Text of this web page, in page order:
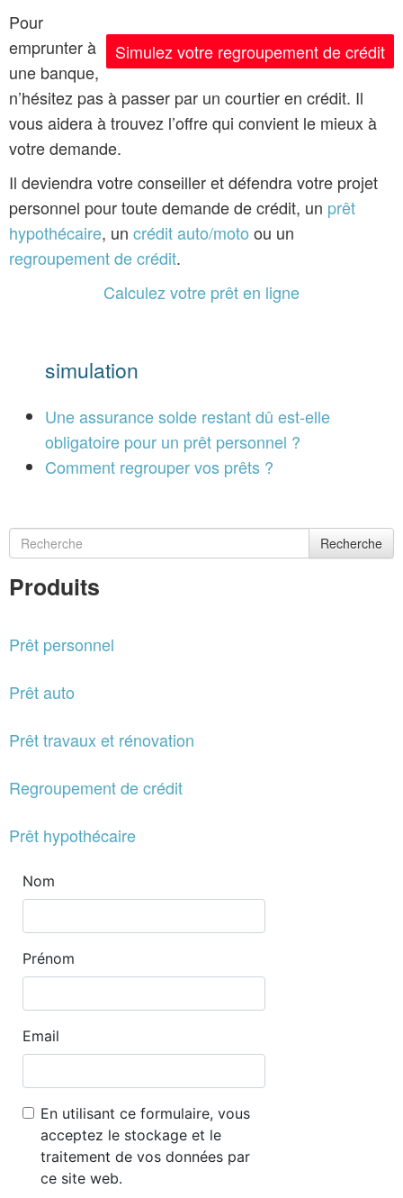
Simulez votre regroupement de crédit
Pour
emprunter à
une banque,
n’hésitez pas à passer par un courtier en crédit. Il
vous aidera à trouvez l’offre qui convient le mieux à
votre demande.
Il deviendra votre conseiller et défendra votre projet
personnel pour toute demande de crédit, un prêt
hypothécaire, un crédit auto/moto ou un
regroupement de crédit.
Calculez votre prêt en ligne
simulation
Une assurance solde restant dû est-elle
obligatoire pour un prêt personnel ?
Comment regrouper vos prêts ?
Recherche
Produits
Prêt personnel
Prêt auto
Prêt travaux et rénovation
Regroupement de crédit
Prêt hypothécaire